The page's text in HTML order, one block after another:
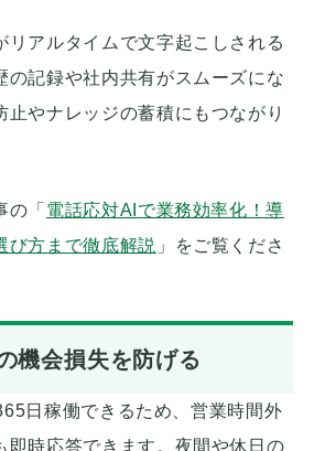
リアルタイムで文字起こしされる
の記録や社内共有がスムーズにな
止やナレッジの蓄積にもつながり
の「 電話応対AIで業務効率化！導
び方まで徹底解説 」をご覧くださ
機会損失を防げる
日稼働できるため、営業時間外
即時応答できます。夜間や休日の